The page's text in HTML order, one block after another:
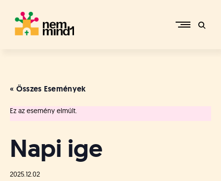
content
p
r
i
R
f
« Összes Események
Ez az esemény elmúlt.
Napi ige
2025.12.02